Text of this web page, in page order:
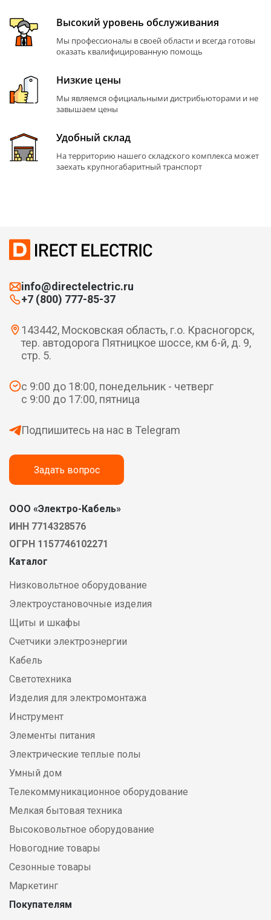
Высокий уровень обслуживания
Мы профессионалы в своей области и всегда готовы
оказать квалифицированную помощь
Низкие цены
Мы являемся официальными дистрибьюторами и не
завышаем цены
Удобный склад
На территорию нашего складского комплекса может
заехать крупногабаритный транспорт
info@directelectric.ru
+7 (800) 777-85-37
143442, Московская область, г.о. Красногорск,
тер. автодорога Пятницкое шоссе, км 6-й, д. 9,
стр. 5.
с 9:00 до 18:00, понедельник - четверг
с 9:00 до 17:00, пятница
Подпишитесь на нас в Telegram
Задать вопрос
ООО «Электро-Кабель»
ИНН 7714328576
ОГРН 1157746102271
Каталог
Низковольтное оборудование
Электроустановочные изделия
Щиты и шкафы
Счетчики электроэнергии
Кабель
Светотехника
Изделия для электромонтажа
Инструмент
Элементы питания
Электрические теплые полы
Умный дом
Телекоммуникационное оборудование
Мелкая бытовая техника
Высоковольтное оборудование
Новогодние товары
Сезонные товары
Маркетинг
Покупателям